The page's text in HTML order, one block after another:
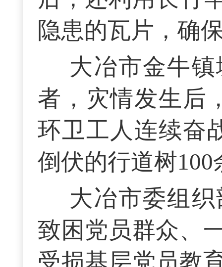
隐患的瓦片，确
大冶市金牛
者，灾情发生后
环卫工人连续奋
倒伏的行道树
大冶市委组
致困党员群众、
受损基层党员教